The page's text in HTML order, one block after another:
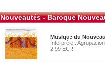
Nouveautés - Baroque
Musique du
Interprète :
2.99 EUR